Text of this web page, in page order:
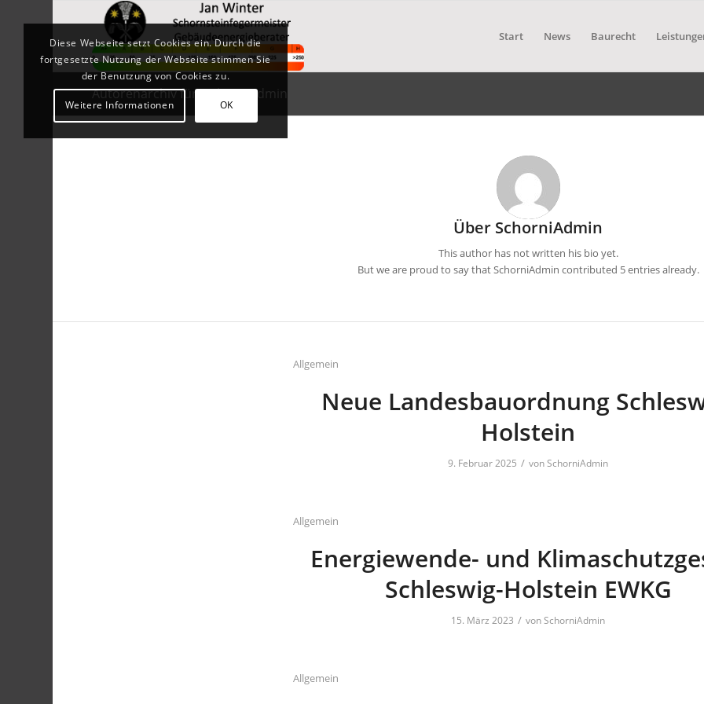
Start News Baurecht
Autorenarchiv für: SchorniAdmin
Über SchorniAdmin
This author has not written his bio yet.
But we are proud to say thatSchorniAdmin contributed 5 entries already.
Allgemein
Neue Landesbauordnung
Holstein
9. Februar 2025 / vonSchorniAdmin
Allgemein
Energiewende- und
Schleswig-Holstein EWKG
15. März 2023 / vonSchorniAdmin
Allgemein
Diese Webseite setzt Cookies ein. Durch die
fortgesetzte Nutzung der Webseite stimmen Sie
der Benutzung von Cookies zu.
Weitere Informationen OK